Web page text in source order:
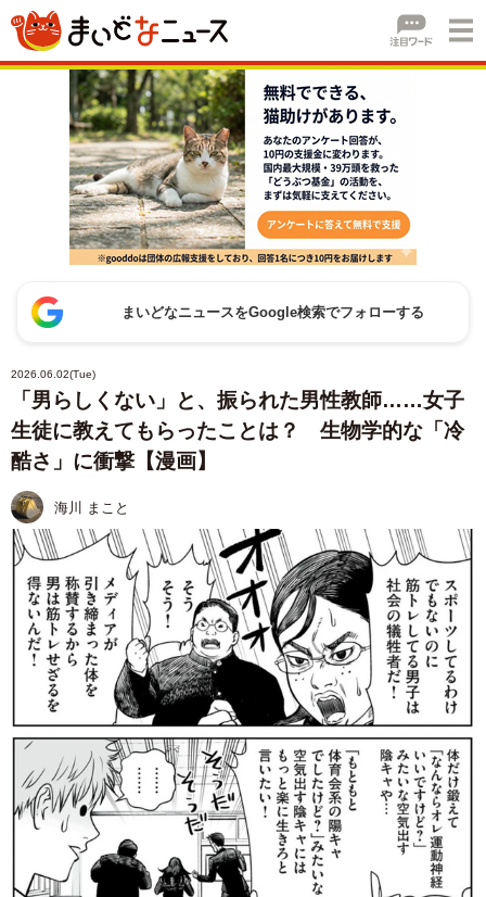
まいどなニュースをGoogle検索でフォローする
2026.06.02(Tue)
「男らしくない」と、振られた男性教師……女子
生徒に教えてもらったことは？ 生物学的な「冷
酷さ」に衝撃【漫画】
海川 まこと